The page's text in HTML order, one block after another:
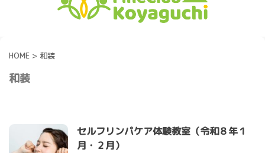
HOME > 和装
和装
セルフリンパケア体験教室（令和８年１
月・２月）